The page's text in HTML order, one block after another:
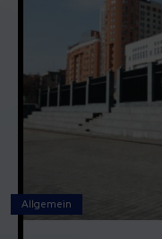
Allgemein